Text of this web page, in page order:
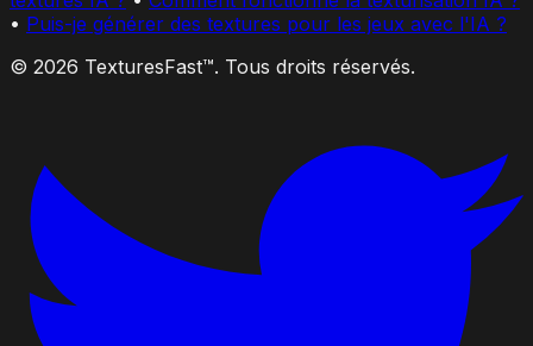
• Puis-je générer des textures pour les jeux avec l'IA ?
© 2026 TexturesFast™. Tous droits réservés.